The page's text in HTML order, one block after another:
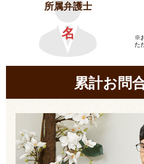
所属弁護士
名
※
た
累計お問